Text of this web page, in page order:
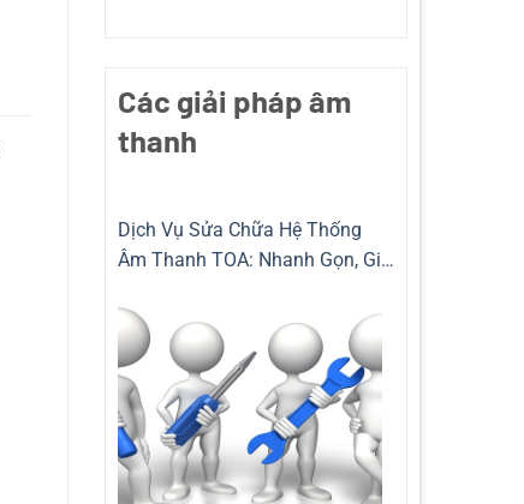
Các giải pháp âm
thanh
Dịch Vụ Sửa Chữa Hệ Thống
Âm Thanh TOA: Nhanh Gọn, Giá